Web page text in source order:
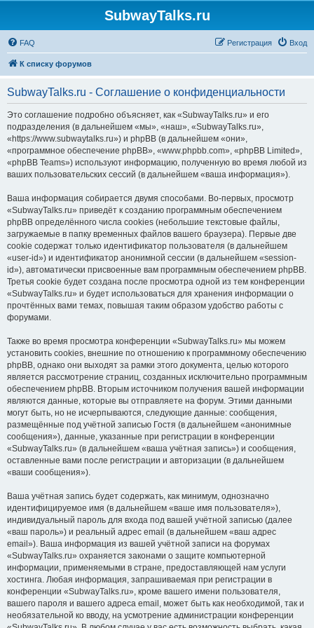
SubwayTalks.ru
FAQ Вход
Регистрация
К списку форумов
SubwayTalks.ru - Соглашение о конфиденциальности
Это соглашение подробно объясняет, как «SubwayTalks.ru» и его
подразделения (в дальнейшем «мы», «наш», «SubwayTalks.ru»,
«https://www.subwaytalks.ru») и phpBB (в дальнейшем «они»,
«программное обеспечение phpBB», «www.phpbb.com», «phpBB Limited»,
«phpBB Teams») используют информацию, полученную во время любой из
ваших пользовательских сессий (в дальнейшем «ваша информация»).
Ваша информация собирается двумя способами. Во-первых, просмотр
«SubwayTalks.ru» приведёт к созданию программным обеспечением
phpBB определённого числа cookies (небольшие текстовые файлы,
загружаемые в папку временных файлов вашего браузера). Первые две
cookie содержат только идентификатор пользователя (в дальнейшем
«user-id») и идентификатор анонимной сессии (в дальнейшем «session-
id»), автоматически присвоенные вам программным обеспечением phpBB.
Третья cookie будет создана после просмотра одной из тем конференции
«SubwayTalks.ru» и будет использоваться для хранения информации о
прочтённых вами темах, повышая таким образом удобство работы с
форумами.
Также во время просмотра конференции «SubwayTalks.ru» мы можем
установить cookies, внешние по отношению к программному обеспечению
phpBB, однако они выходят за рамки этого документа, целью которого
является рассмотрение страниц, созданных исключительно программным
обеспечением phpBB. Вторым источником получения вашей информации
являются данные, которые вы отправляете на форум. Этими данными
могут быть, но не исчерпываются, следующие данные: сообщения,
размещённые под учётной записью Гостя (в дальнейшем «анонимные
сообщения»), данные, указанные при регистрации в конференции
«SubwayTalks.ru» (в дальнейшем «ваша учётная запись») и сообщения,
оставленные вами после регистрации и авторизации (в дальнейшем
«ваши сообщения»).
Ваша учётная запись будет содержать, как минимум, однозначно
идентифицируемое имя (в дальнейшем «ваше имя пользователя»),
индивидуальный пароль для входа под вашей учётной записью (далее
«ваш пароль») и реальный адрес email (в дальнейшем «ваш адрес
email»). Ваша информация из вашей учётной записи на форумах
«SubwayTalks.ru» охраняется законами о защите компьютерной
информации, применяемыми в стране, предоставляющей нам услуги
хостинга. Любая информация, запрашиваемая при регистрации в
конференции «SubwayTalks.ru», кроме вашего имени пользователя,
вашего пароля и вашего адреса email, может быть как необходимой, так и
необязательной ко вводу, на усмотрение администрации конференции